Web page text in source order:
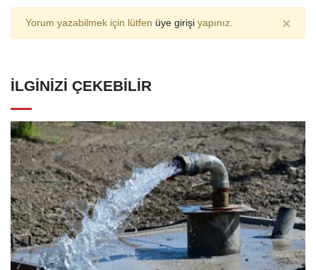
Yorum yazabilmek için lütfen üye girişi yapınız. ×
İLGINIZI ÇEKEBILIR